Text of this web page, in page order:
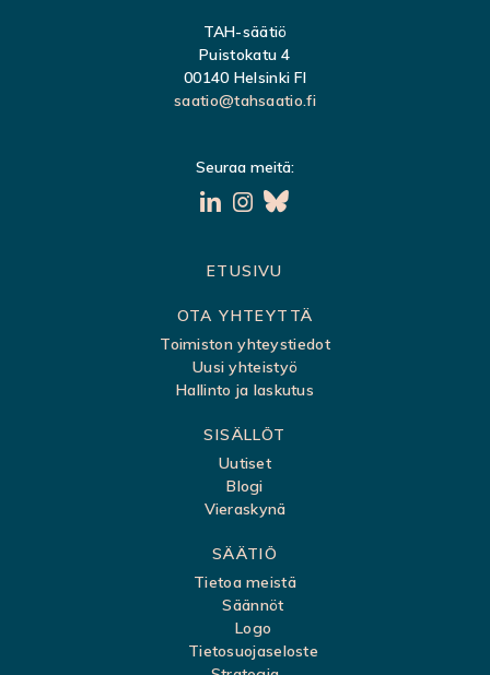
TAH-säätiö
Puistokatu 4
00140 Helsinki FI
saatio@tahsaatio.fi
Seuraa meitä:
ETUSIVU
OTA YHTEYTTÄ
Toimiston yhteystiedot
Uusi yhteistyö
Hallinto ja laskutus
SISÄLLÖT
Uutiset
Blogi
Vieraskynä
SÄÄTIÖ
Tietoa meistä
Säännöt
Logo
Tietosuojaseloste